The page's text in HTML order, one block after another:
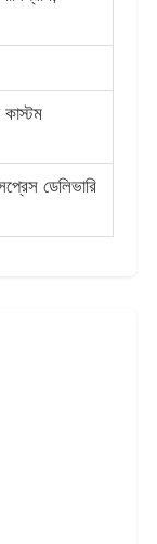
ডেলিভারি